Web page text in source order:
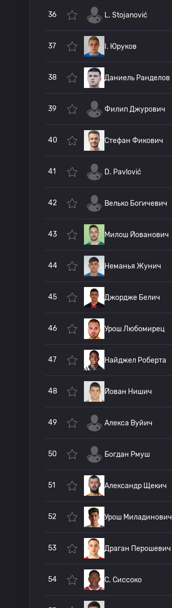
36 L. Stojanović
37 I. Юруков
38 Даниель Ранделов
39 Филип Джурович
40 Стефан Фикович
41 D. Pavlović
42 Велько Богичевич
43 Милош Йованович
44 Неманья Жунич
45 Джордже Белич
46 Урош Любомирец
47 Найджел Роберта
48 Йован Нишич
49 Алекса Вуйич
50 Богдан Рмуш
51 Александр Щекич
52 Урош Миладинович
53 Драган Перошевич
54 С. Сиссоко